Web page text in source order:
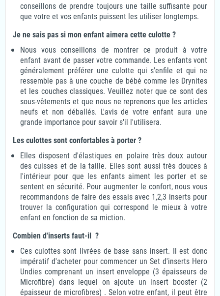
conseillons de prendre toujours une taille suffisante pour
que votre et vos enfants puissent les utiliser longtemps.
Je ne sais pas si mon enfant aimera cette culotte ?
Nous vous conseillons de montrer ce produit à votre
enfant avant de passer votre commande. Les enfants vont
généralement préférer une culotte qui s'enfile et qui ne
ressemble pas à une couche de bébé comme les Drynites
et les couches classiques. Veuillez noter que ce sont des
sous-vêtements et que nous ne reprenons que les articles
neufs et non déballés. L'avis de votre enfant aura une
grande importance pour savoir s'il l'utilisera.
Les culottes sont confortables à porter ?
Elles disposent d'élastiques en polaire très doux autour
des cuisses et de la taille. Elles sont aussi très douces à
l'intérieur pour que les enfants aiment les porter et se
sentent en sécurité. Pour augmenter le confort, nous vous
recommandons de faire des essais avec 1,2,3 inserts pour
trouver la configuration qui correspond le mieux à votre
enfant en fonction de sa miction.
Combien d'inserts faut-il ?
Ces culottes sont livrées de base sans insert. Il est donc
impératif d'acheter pour commencer un Set d'inserts Hero
Undies comprenant un insert enveloppe (3 épaisseurs de
Microfibre) dans lequel on ajoute un insert booster (2
épaisseur de microfibres) . Selon votre enfant, il peut être